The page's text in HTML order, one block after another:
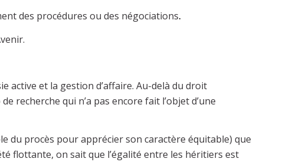
des procédures ou des négociations.
active et la gestion d’affaire. Au-delà du droit
qui n’a pas encore fait l’objet d’une
du procès pour apprécier son caractère équitable) que
flottante, on sait que l’égalité entre les héritiers est